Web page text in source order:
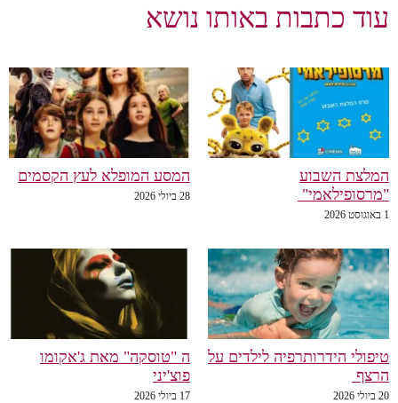
עוד כתבות באותו נושא
המלצת השבוע
"מרסופילאמי"
1 באוגוסט 2026
המסע המופלא לעץ הקסמים
28 ביולי 2026
טיפולי הידרותרפיה לילדים על
הרצף
20 ביולי 2026
ה "טוסקה" מאת ג'אקומו
פוצ'יני
17 ביולי 2026